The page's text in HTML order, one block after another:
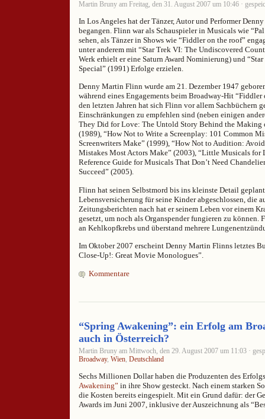
Martin Bruny am Freitag, den 31. August 2007 um 10:46 ·
In Los Angeles hat der Tänzer, Autor und Performer
begangen. Flinn war als Schauspieler in Musicals wie
sehen, als Tänzer in Shows wie “Fiddler on the roof”
unter anderem mit “Star Trek VI: The Undiscovered
Werk erhielt er eine Saturn Award Nominierung) und
Special” (1991) Erfolge erzielen.
Denny Martin Flinn wurde am 21. Dezember 1947
während eines Engagements beim Broadway-Hit
den letzten Jahren hat sich Flinn vor allem Sachbüchern
Einschränkungen zu empfehlen sind (neben einigen
They Did for Love: The Untold Story Behind the Making
(1989), “How Not to Write a Screenplay: 101 Common
Screenwriters Make” (1999), “How Not to Audition:
Mistakes Most Actors Make” (2003), “Little Musicals for
Reference Guide for Musicals That Don’t Need
Succeed” (2005).
Flinn hat seinen Selbstmord bis ins kleinste Detail
Lebensversicherung für seine Kinder abgeschlossen, die
Zeitungsberichten nach hat er seinem Leben vor einem
gesetzt, um noch als Organspender fungieren zu
an Kehlkopfkrebs und überstand mehrere
Im Oktober 2007 erscheint Denny Martin Flinns letztes
Close-Up!: Great Movie Monologues”.
Kommentare
“Spring Awakening”: ein Erfolg am
auch in Österreich?
Martin Bruny am Mittwoch, den 29. August 2007 um 11:03 ·
Broadway, Wien, Deutschland
Sechs Millionen Dollar haben die Produzenten des
Awakening” in ihre Show gesteckt. Nach einem starken
die Kosten bereits eingespielt. Mit ein Grund dafür: der
Awards im Juni 2007, inklusive der Auszeichnung als